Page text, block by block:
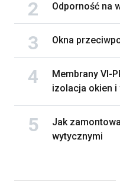
Odporność na
Okna
Membrany VI-
izolacja okien i
Jak
wytycznymi